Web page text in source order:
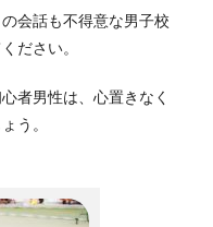
会話も不得意な男子校
ださい。
者男性は、心置きなく
う。